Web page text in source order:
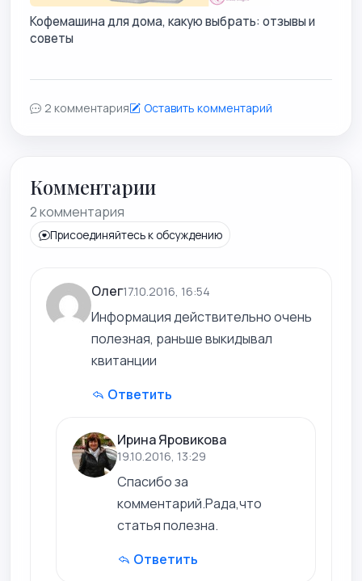
Кофемашина для дома, какую выбрать: отзывы и
советы
2 комментария Оставить комментарий
Комментарии
2 комментария
Присоединяйтесь к обсуждению
Олег17.10.2016, 16:54
Информация действительно очень
полезная, раньше выкидывал
квитанции
Ответить
Ирина Яровикова
19.10.2016, 13:29
Спасибо за
комментарий.Рада,что
статья полезна.
Ответить